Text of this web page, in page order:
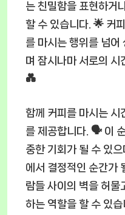
는 친밀함을 표현하거
할 수 있습니다. 🌟 커
를 마시는 행위를 넘어
며 잠시나마 서로의 시
💑
함께 커피를 마시는 시
를 제공합니다. 🗣️ 이
중한 기회가 될 수 있
에서 결정적인 순간가
람들 사이의 벽을 허물
하는 역할을 할 수 있